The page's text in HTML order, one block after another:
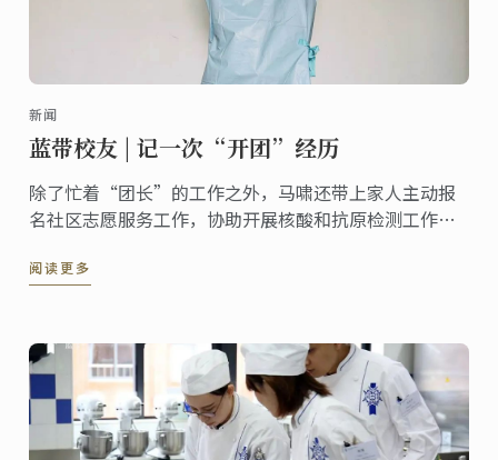
新闻
蓝带校友 | 记一次“开团”经历
除了忙着“团长”的工作之外，马啸还带上家人主动报
名社区志愿服务工作，协助开展核酸和抗原检测工作，
下，自己也会努力将每一份志愿工作做细致，做到实
阅读更多